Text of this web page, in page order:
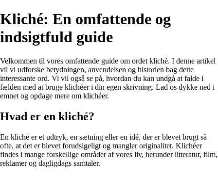
Kliché: En omfattende og
indsigtfuld guide
Velkommen til vores omfattende guide om ordet kliché. I denne artikel
vil vi udforske betydningen, anvendelsen og historien bag dette
interessante ord. Vi vil også se på, hvordan du kan undgå at falde i
fælden med at bruge klichéer i din egen skrivning. Lad os dykke ned i
emnet og opdage mere om klichéer.
Hvad er en kliché?
En kliché er et udtryk, en sætning eller en idé, der er blevet brugt så
ofte, at det er blevet forudsigeligt og mangler originalitet. Klichéer
findes i mange forskellige områder af vores liv, herunder litteratur, film,
reklamer og dagligdags samtaler.